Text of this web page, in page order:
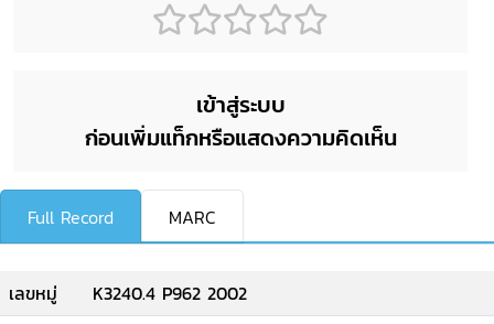
เข้าสู่ระบบ
ก่อนเพิ่มแท็กหรือแสดงความคิดเห็น
Full Record MARC
เลขหมู่
K3240.4 P962 2002